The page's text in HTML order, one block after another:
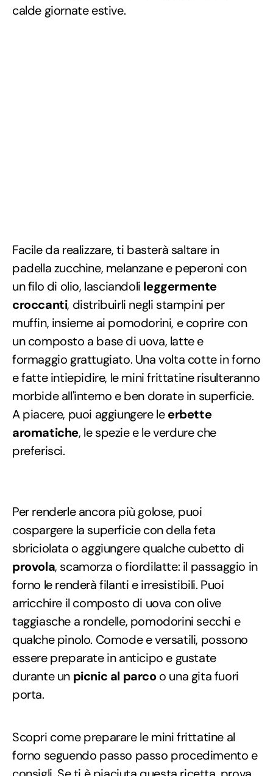
calde giornate estive.
Facile da realizzare, ti basterà saltare in
padella zucchine, melanzane e peperoni con
un filo di olio, lasciandoli leggermente
croccanti, distribuirli negli stampini per
muffin, insieme ai pomodorini, e coprire con
un composto a base di uova, latte e
formaggio grattugiato. Una volta cotte in forno
e fatte intiepidire, le mini frittatine risulteranno
morbide all'interno e ben dorate in superficie.
A piacere, puoi aggiungere leerbette
aromatiche, le spezie e le verdure che
preferisci.
Per renderle ancora più golose, puoi
cospargere la superficie con della feta
sbriciolata o aggiungere qualche cubetto di
provola, scamorza o fiordilatte: il passaggio in
forno le renderà filanti e irresistibili. Puoi
arricchire il composto di uova con olive
taggiasche a rondelle, pomodorini secchi e
qualche pinolo. Comode e versatili, possono
essere preparate in anticipo e gustate
durante un picnic al parcoo una gita fuori
porta.
Scopri come preparare le mini frittatine al
forno seguendo passo passo procedimento e